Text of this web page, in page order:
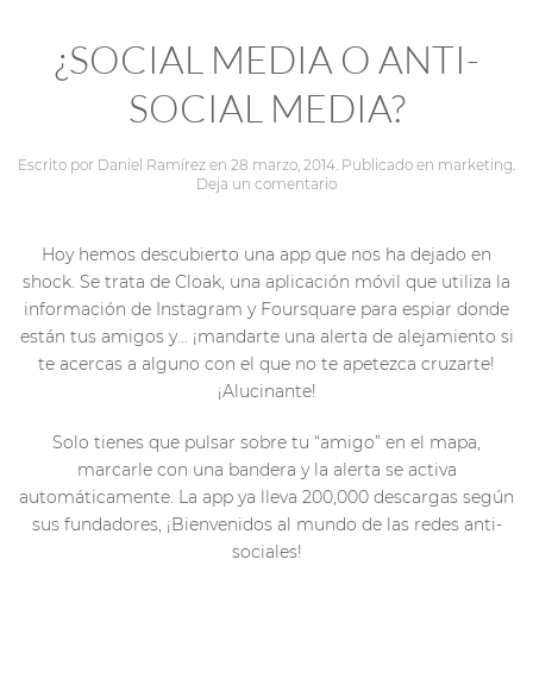
¿SOCIAL MEDIA O ANTI-
SOCIAL MEDIA?
Escrito por Daniel Ramírez en 28 marzo, 2014. Publicado en marketing.
Deja un comentario
Hoy hemos descubierto una app que nos ha dejado en
shock. Se trata de Cloak, una aplicación móvil que utiliza la
información de Instagram y Foursquare para espiar donde
están tus amigos y… ¡mandarte una alerta de alejamiento si
te acercas a alguno con el que no te apetezca cruzarte!
¡Alucinante!
Solo tienes que pulsar sobre tu “amigo” en el mapa,
marcarle con una bandera y la alerta se activa
automáticamente. La app ya lleva 200,000 descargas según
sus fundadores, ¡Bienvenidos al mundo de las redes anti-
sociales!